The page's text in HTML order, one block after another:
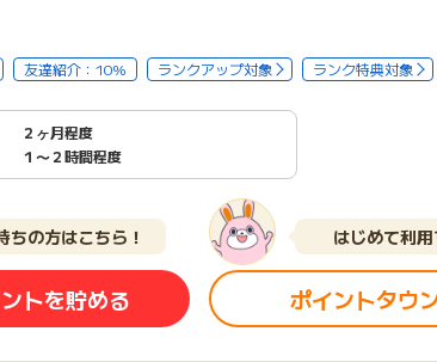
友達紹介：10% ランクアップ対象 ランク特典対象
２ヶ月程度
１〜２時間程度
ちの方はこちら！
トを貯める
はじめて利
ポイントタウ